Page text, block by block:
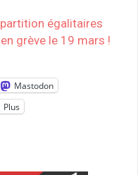
égalitaires
grève le 19 mars !
Mastodon
Plus